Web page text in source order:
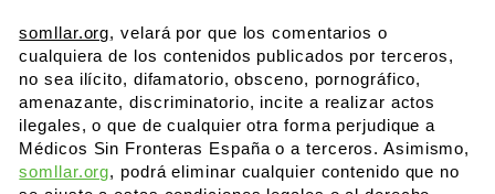
somllar.org, velará por que los comentarios o
cualquiera de los contenidos publicados por terceros,
no sea ilícito, difamatorio, obsceno, pornográfico,
amenazante, discriminatorio, incite a realizar actos
ilegales, o que de cualquier otra forma perjudique a
Médicos Sin Fronteras España o a terceros. Asimismo,
somllar.org, podrá eliminar cualquier contenido que no